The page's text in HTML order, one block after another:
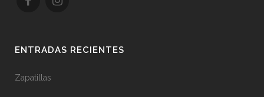
ENTRADAS RECIENTES
Zapatillas